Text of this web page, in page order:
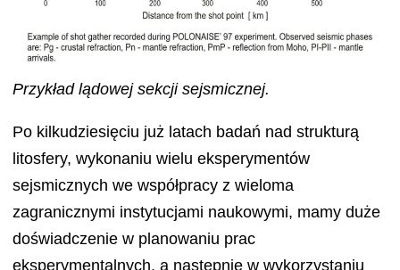
Przykład lądowej sekcji sejsmicznej.
Po kilkudziesięciu już latach badań nad strukturą
litosfery, wykonaniu wielu eksperymentów
sejsmicznych we współpracy z wieloma
zagranicznymi instytucjami naukowymi, mamy duże
doświadczenie w planowaniu prac
eksperymentalnych, a następnie w wykorzystaniu